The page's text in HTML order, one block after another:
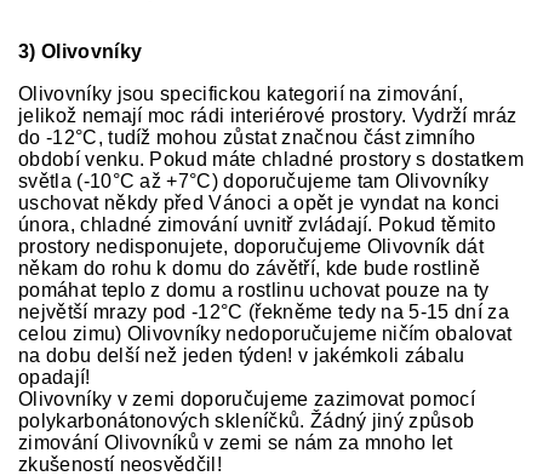
3) Olivovníky
Olivovníky jsou specifickou kategorií na zimování,
jelikož nemají moc rádi interiérové prostory. Vydrží mráz
do -12°C, tudíž mohou zůstat značnou část zimního
období venku. Pokud máte chladné prostory s dostatkem
světla (-10°C až +7°C) doporučujeme tam Olivovníky
uschovat někdy před Vánoci a opět je vyndat na konci
února, chladné zimování uvnitř zvládají. Pokud těmito
prostory nedisponujete, doporučujeme Olivovník dát
někam do rohu k domu do závětří, kde bude rostlině
pomáhat teplo z domu a rostlinu uchovat pouze na ty
největší mrazy pod -12°C (řekněme tedy na 5-15 dní za
celou zimu) Olivovníky nedoporučujeme ničím obalovat
na dobu delší než jeden týden! v jakémkoli zábalu
opadají!
Olivovníky v zemi doporučujeme zazimovat pomocí
polykarbonátonových skleníčků. Žádný jiný způsob
zimování Olivovníků v zemi se nám za mnoho let
zkušeností neosvědčil!